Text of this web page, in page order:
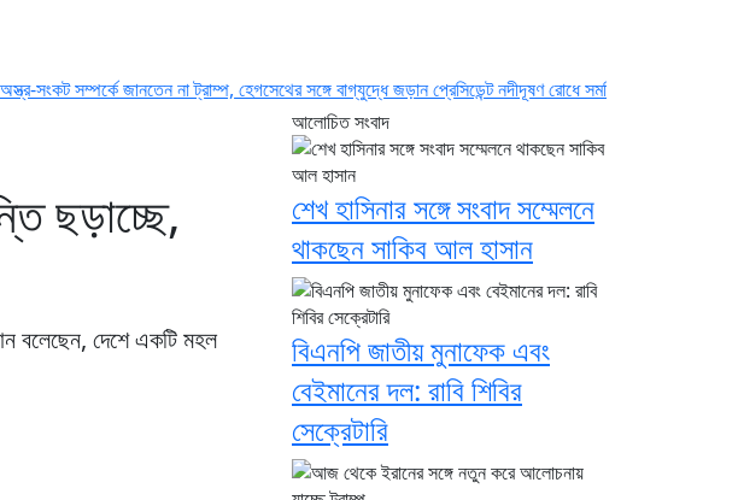
জানতেন না ট্রাম্প, হেগসেথের সঙ্গে বাগ্‌যুদ্ধে জড়ান প্রেসিডেন্টনদীদূষণ রোধে সমন্বিত পদক্ষেপ গ্রহণে অবহেলার সুযোগ
ছড়াচ্ছে,
বলেছেন, দেশে একটি মহল
আলোচিত সংবাদ
শেখ হাসিনার সঙ্গে সংবাদ সম্মেলনে
থাকছেন সাকিব আল হাসান
বিএনপি জাতীয় মুনাফেক এবং
বেইমানের দল: রাবি শিবির
সেক্রেটারি